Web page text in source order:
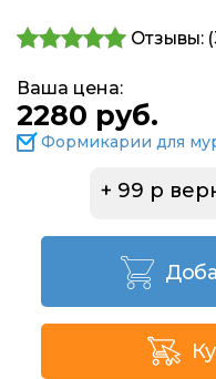
Отзывы: (
Ваша цена:
2280 руб.
Формикарии для
+ 99 р